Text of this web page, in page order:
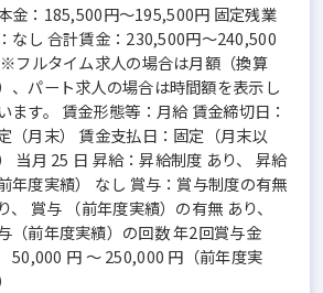
金：185,500円〜195,500円 固定残業
なし 合計賃金：230,500円～240,500
フルタイム求人の場合は月額（換算
、パート求人の場合は時間額を表示し
ます。 賃金形態等：月給 賃金締切日：
（月末） 賃金支払日：固定（月末以
当月 25 日 昇給：昇給制度 あり、 昇給
前年度実績） なし 賞与：賞与制度の有無
、 賞与 （前年度実績）の有無 あり、
（前年度実績）の回数 年2回賞与金
円 ～ 250,000 円（前年度実